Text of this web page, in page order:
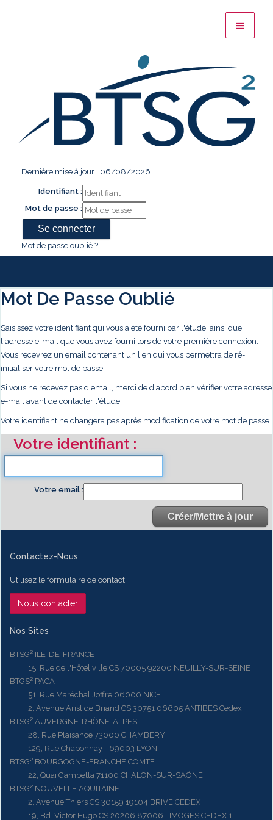
Dernière mise à jour : 06/08/2026
Identifiant :
Mot de passe :
Mot de passe oublié ?
Mot De Passe Oublié
Saisissez votre identifiant qui vous a été fourni par l'étude, ainsi que
l'adresse e-mail que vous avez fourni lors de votre première connexion.
Vous recevrez un email contenant un lien qui vous permettra de ré-
initialiser votre mot de passe.
Si vous ne recevez pas d'email, merci de d'abord bien vérifier votre adresse
e-mail avant de contacter l'étude.
Votre identifiant ne changera pas après modification de votre mot de passe
Votre identifiant
Votre email
Contactez-Nous
Utilisez le formulaire de contact
Nous contacter
Nos Sites
BTSG² ILE-DE-FRANCE
15, Rue de l'Hôtel ville CS 70005 92200 NEUILLY-SUR-SEINE
BTGS² PACA
51, Rue Maréchal Joffre 06000 NICE
2, Avenue Aristide Briand CS 30751 06605 ANTIBES Cedex
BTSG² AUVERGNE-RHÔNE-ALPES
28, Rue Plaisance 73000 CHAMBERY
129, Rue Chaponnay - 69003 LYON
BTSG² BOURGOGNE-FRANCHE COMTE
22, Quai Gambetta 71100 CHALON-SUR-SAÔNE
BTSG² NOUVELLE AQUITAINE
2, Avenue Thiers CS 30159 19104 BRIVE CEDEX
19, Bd. Victor Hugo CS 20206 87006 LIMOGES CEDEX 1